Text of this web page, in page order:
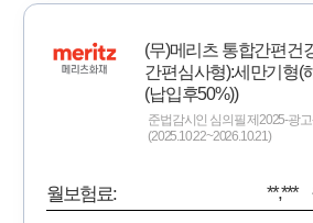
(무)메리츠 통합간편건
간편심사형):세만기형(
(납입후50%))
준법감시인 심의필 제2025-광
(2025.10.22~2026.10.21)
월보험료: **,***